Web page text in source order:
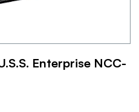
Enterprise NCC-